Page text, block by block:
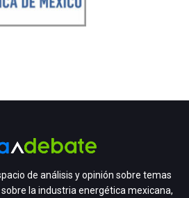
de análisis y opinión sobre temas
la industria energética mexicana,